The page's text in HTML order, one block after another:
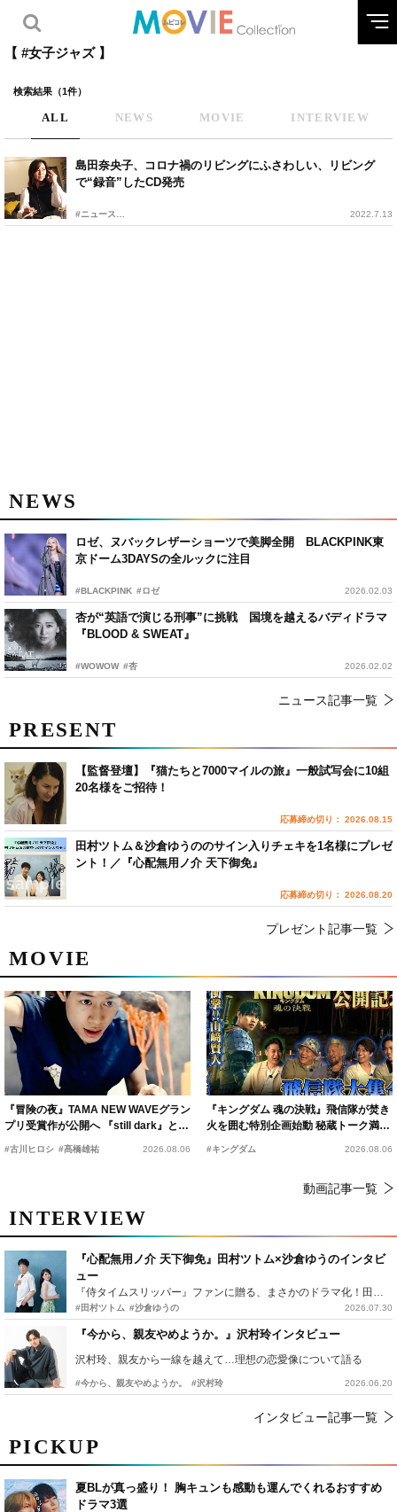
【 #女子ジャズ 】
検索結果（1件）
ALL NEWS MOVIE INTERVIEW
島田奈央子、コロナ禍のリビングにふさわしい、リビング
で“録音”したCD発売
2022.7.13
NEWS
ロゼ、ヌバックレザーショーツで美脚全開 BLACKPINK東
京ドーム3DAYSの全ルックに注目
#BLACKPINK #ロゼ 2026.02.03
杏が“英語で演じる刑事”に挑戦 国境を越えるバディドラマ
『BLOOD & SWEAT』
#WOWOW #杏 2026.02.02
ニュース記事一覧
PICKUP
夏BLが真っ盛り！ 胸キュンも感動も運んでくれるおすすめ
ドラマ3選
MOVIE
『冒険の夜』TAMA NEW WAVEグラン
プリ受賞作が公開へ 『still dark』と同
時上映決定
#古川ヒロシ #髙橋雄祐 2026.08.06
『キングダム 魂の決戦』飛信隊が焚き
火を囲む特別企画始動 秘蔵トーク満載
の“キングダムキャンプ”開催
#キングダム 2026.08.06
動画記事一覧
INTERVIEW
『心配無用ノ介 天下御免』田村ツトム×沙倉ゆうのインタビ
ュー
『侍タイムスリッパー』ファンに贈る、まさかのドラマ化！田村ツトム×沙倉ゆうのが語る『心配無用ノ介』撮影秘話
#田村ツトム #沙倉ゆうの 2026.07.30
『今から、親友やめようか。』沢村玲インタビュー
沢村玲、親友から一線を越えて…理想の恋愛像について語る
#今から、親友やめようか。 #沢村玲 2026.06.20
インタビュー記事一覧
PRESENT
【監督登壇】『猫たちと7000マイルの旅』一般試写会に10組
20名様をご招待！
応募締め切り： 2026.08.15
田村ツトム＆沙倉ゆうののサイン入りチェキを1名様にプレゼ
ント！／『心配無用ノ介 天下御免』
応募締め切り： 2026.08.20
プレゼント記事一覧